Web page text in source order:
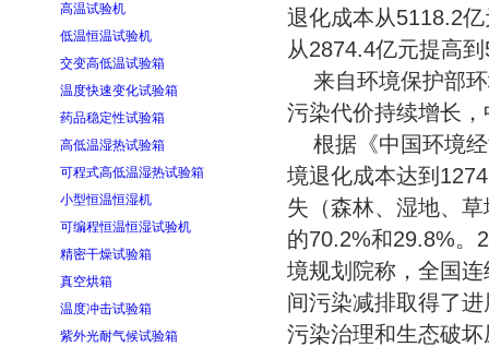
高温试验机
低温恒温试验机
交变高低温试验箱
温度快速变化试验箱
药品稳定性试验箱
高低温湿热试验箱
可程式高低温湿热试验箱
小型恒温恒湿机
可编程恒温恒湿试验机
精密干燥试验箱
真空烘箱
温度冲击试验箱
紫外光耐气候试验箱
退化成本从5118.2
从2874.4亿元提高
来自环境保护部环
污染代价持续增长，
根据《中国环境经
境退化成本达到
失（森林、湿地、
的70.2%和29.8%。
境规划院称，全国
间污染减排取得了
污染治理和生态破